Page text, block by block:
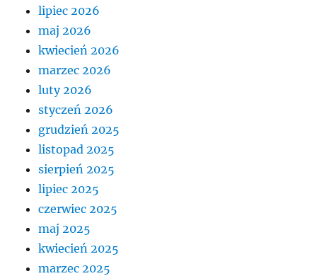
lipiec 2026
maj 2026
kwiecień 2026
marzec 2026
luty 2026
styczeń 2026
grudzień 2025
listopad 2025
sierpień 2025
lipiec 2025
czerwiec 2025
maj 2025
kwiecień 2025
marzec 2025